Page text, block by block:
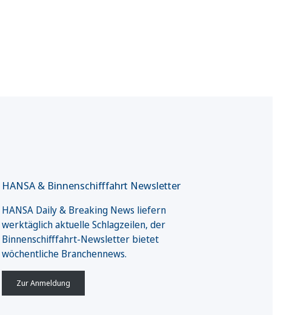
HANSA & Binnenschifffahrt Newsletter
HANSA Daily & Breaking News liefern
werktäglich aktuelle Schlagzeilen, der
Binnenschifffahrt-Newsletter bietet
wöchentliche Branchennews.
Zur Anmeldung